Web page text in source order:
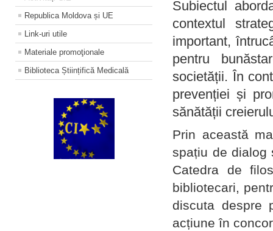
Republica Moldova și UE
Link-uri utile
Materiale promoţionale
Biblioteca Științifică Medicală
Subiectul
contextul
important,
pentru
societății. În
prevenției și
sănătății
Prin această
spațiu de dialog
Catedra de
bibliotecari,
discuta despre
acțiune în